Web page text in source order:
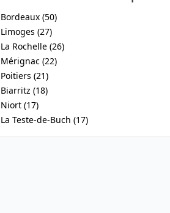
Bordeaux (50)
Limoges (27)
La Rochelle (26)
Mérignac (22)
Poitiers (21)
Biarritz (18)
Niort (17)
La Teste-de-Buch (17)